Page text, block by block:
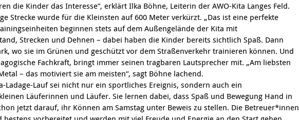
die Kinder das Interesse“, erklärt Ilka Böhne, Leiterin der AWO-Kita Langes Feld.
Strecke wurde für die Kleinsten auf 600 Meter verkürzt. „Das ist eine perfekte
beginnen stets auf dem Außengelände der Kita mit
Strecken und Dehnen – dabei haben die Kinder bereits sichtlich Spaß. Dann
wo sie im Grünen und geschützt vor dem Straßenverkehr trainieren können. Und
Fachkraft, bringt immer seinen tragbaren Lautsprecher mit. „Am liebsten
– das motiviert sie am meisten“, sagt Böhne lachend.
Ladage-Lauf sei nicht nur ein sportliches Ereignis, sondern auch ein
Läuferinnen und Läufer. Sie lernen dabei, dass Spaß und Bewegung Hand in
jetzt darauf, ihr Können am Samstag unter Beweis zu stellen. Die Betreuer*innen